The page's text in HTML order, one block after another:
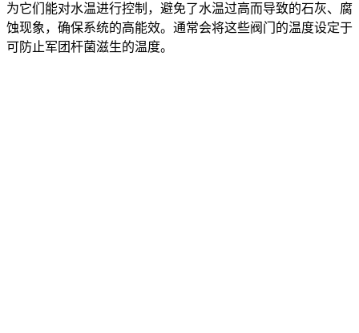
为它们能对水温进行控制，避免了水温过高而导致的石灰、腐
蚀现象，确保系统的高能效。通常会将这些阀门的温度设定于
可防止军团杆菌滋生的温度。